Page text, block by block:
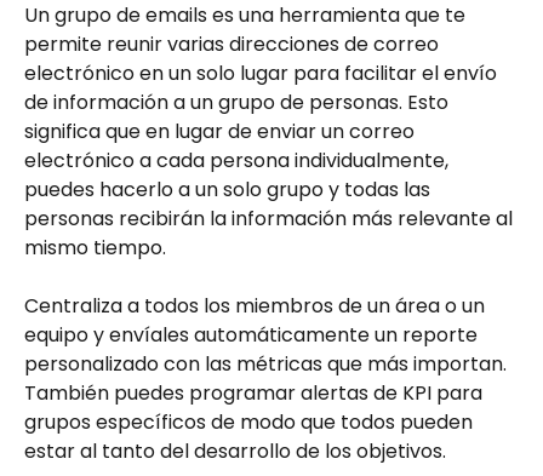
Un grupo de emails es una herramienta que te
permite reunir varias direcciones de correo
electrónico en un solo lugar para facilitar el envío
de información a un grupo de personas. Esto
significa que en lugar de enviar un correo
electrónico a cada persona individualmente,
puedes hacerlo a un solo grupo y todas las
personas recibirán la información más relevante al
mismo tiempo.
Centraliza a todos los miembros de un área o un
equipo y envíales automáticamente un reporte
personalizado con las métricas que más importan.
También puedes programar alertas de KPI para
grupos específicos de modo que todos pueden
estar al tanto del desarrollo de los objetivos.